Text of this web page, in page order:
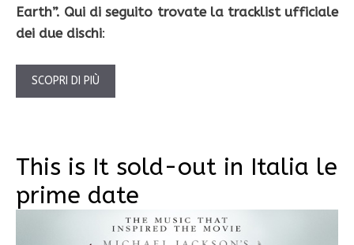
Earth”. Qui di seguito trovate la tracklist ufficiale
dei due dischi:
SCOPRI DI PIÙ
This is It sold-out in Italia le
prime date